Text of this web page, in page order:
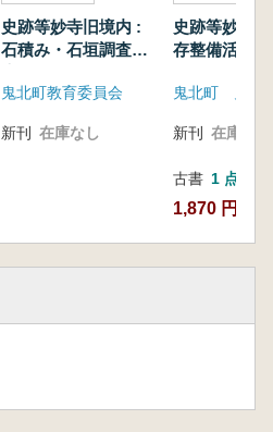
史跡等妙寺旧境内 :
石積み・石垣調査報
鬼北町教育委員会
新刊 在庫なし
史跡等妙寺
存整備活用
新刊 在庫なし
古書 1 点
1,870 円